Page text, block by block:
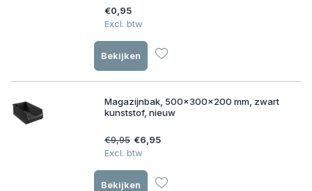
€0,95
Excl. btw
Bekijken
Magazijnbak, 500x300x200 mm, zwart
kunststof, nieuw
€9,95 €6,95
Excl. btw
Bekijken